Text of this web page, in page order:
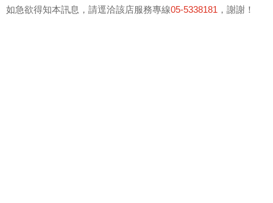
如急欲得知本訊息，請逕洽該店服務專線05-5338181 ，謝謝！